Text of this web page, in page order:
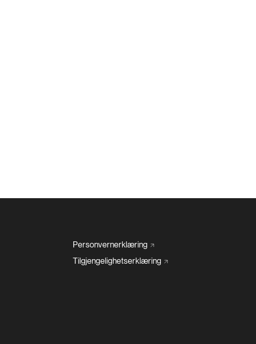
Personvernerklæring
Tilgjengelighetserklæring